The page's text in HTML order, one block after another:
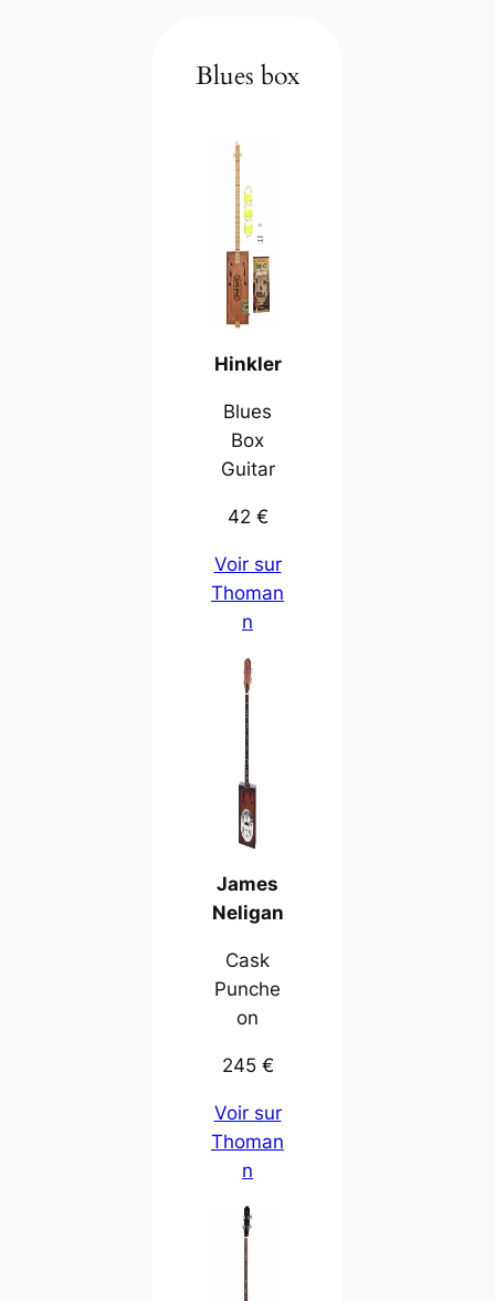
Blues box
Hinkler
Blues
Box
Guitar
42 €
Voir sur
Thoman
n
James
Neligan
Cask
Punche
on
245 €
Voir sur
Thoman
n